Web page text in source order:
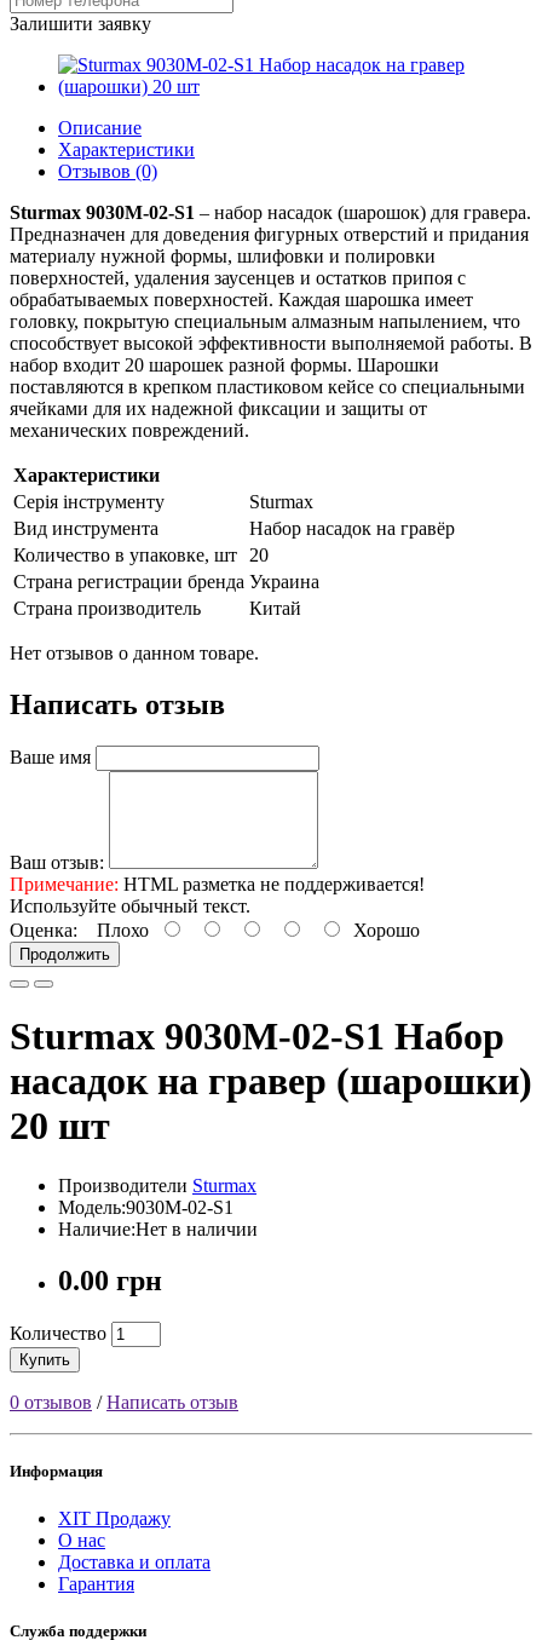
Залишити заявку
Описание
Характеристики
Отзывов (0)
Sturmax 9030M-02-S1 – набор насадок (шарошок) для гравера.
Предназначен для доведения фигурных отверстий и придания
материалу нужной формы, шлифовки и полировки
поверхностей, удаления заусенцев и остатков припоя с
обрабатываемых поверхностей. Каждая шарошка имеет
головку, покрытую специальным алмазным напылением, что
способствует высокой эффективности выполняемой работы. В
набор входит 20 шарошек разной формы. Шарошки
поставляются в крепком пластиковом кейсе со специальными
ячейками для их надежной фиксации и защиты от
механических повреждений.
Характеристики
Серія інструменту
Sturmax
Вид инструмента
Набор насадок на гравёр
Количество в упаковке, шт
20
Страна регистрации бренда Украина
Страна производитель
Китай
Нет отзывов о данном товаре.
Написать отзыв
Ваше имя
Ваш отзыв:
Примечание: HTML разметка не поддерживается!
Используйте обычный текст.
Оценка: Плохо Хорошо
Продолжить
Sturmax 9030M-02-S1 Набор
насадок на гравер (шарошки)
20 шт
Производители Sturmax
Модель:9030M-02-S1
Наличие:Нет в наличии
0.00 грн
Количество
Купить
0 отзывов /Написать отзыв
Информация
ХІТ Продажу
О нас
Доставка и оплата
Гарантия
Служба поддержки